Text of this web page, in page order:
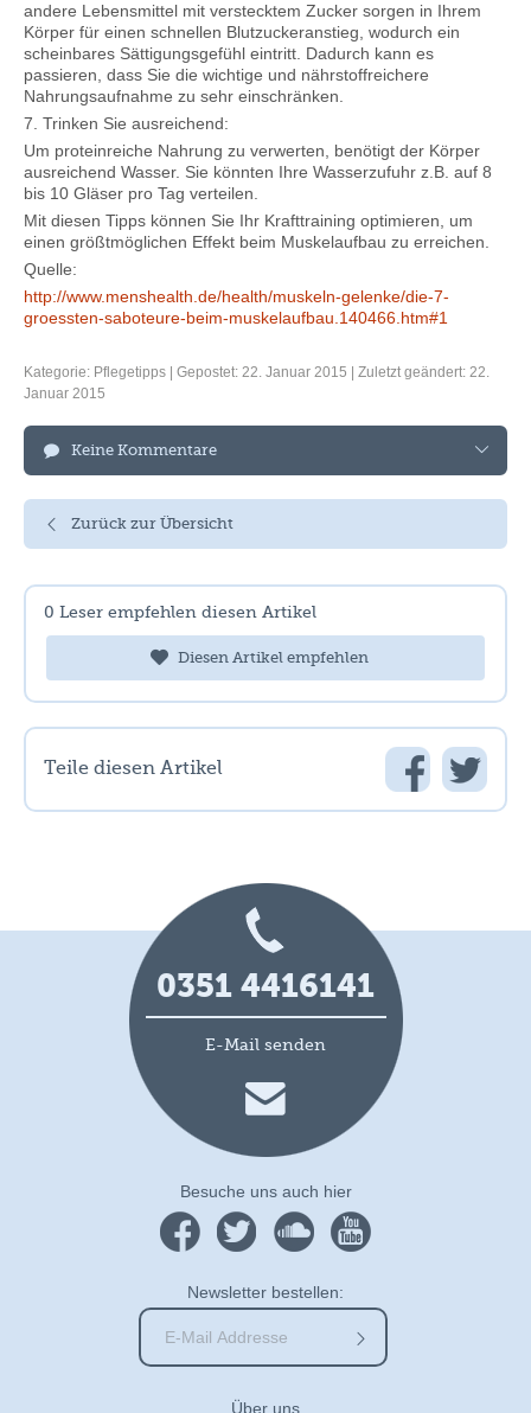
andere Lebensmittel mit verstecktem Zucker sorgen in Ihrem
Körper für einen schnellen Blutzuckeranstieg, wodurch ein
scheinbares Sättigungsgefühl eintritt. Dadurch kann es
passieren, dass Sie die wichtige und nährstoffreichere
Nahrungsaufnahme zu sehr einschränken.
7. Trinken Sie ausreichend:
Um proteinreiche Nahrung zu verwerten, benötigt der Körper
ausreichend Wasser. Sie könnten Ihre Wasserzufuhr z.B. auf 8
bis 10 Gläser pro Tag verteilen.
Mit diesen Tipps können Sie Ihr Krafttraining optimieren, um
einen größtmöglichen Effekt beim Muskelaufbau zu erreichen.
Quelle:
http://www.menshealth.de/health/muskeln-gelenke/die-7-
groessten-saboteure-beim-muskelaufbau.140466.htm#1
Kategorie: Pflegetipps | Gepostet: 22. Januar 2015 | Zuletzt geändert: 22.
Januar 2015
Keine Kommentare
Zurück zur Übersicht
0 Leser empfehlen diesen Artikel
Diesen Artikel empfehlen
Teile diesen Artikel
0351 4416141
E-Mail senden
Besuche uns auch hier
Newsletter bestellen:
Über uns